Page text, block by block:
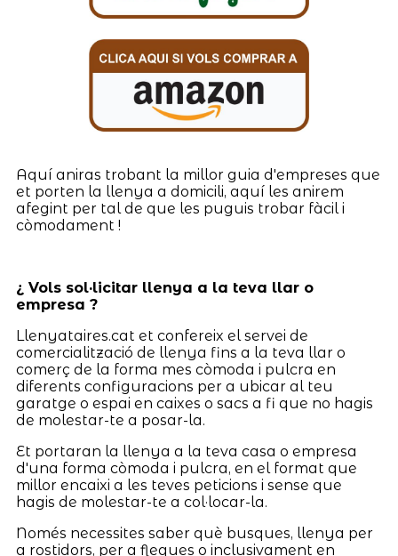
Aquí aniras trobant la millor guia d'empreses que
et porten la llenya a domicili, aquí les anirem
afegint per tal de que les puguis trobar fàcil i
còmodament !
¿ Vols sol·licitar llenya a la teva llar o
empresa ?
Llenyataires.cat et confereix el servei de
comercialització de llenya fins a la teva llar o
comerç de la forma mes còmoda i pulcra en
diferents configuracions per a ubicar al teu
garatge o espai en caixes o sacs a fi que no hagis
de molestar-te a posar-la.
Et portaran la llenya a la teva casa o empresa
d'una forma còmoda i pulcra, en el format que
millor encaixi a les teves peticions i sense que
hagis de molestar-te a col·locar-la.
Només necessites saber què busques, llenya per
a rostidors, per a fleques o inclusivament en